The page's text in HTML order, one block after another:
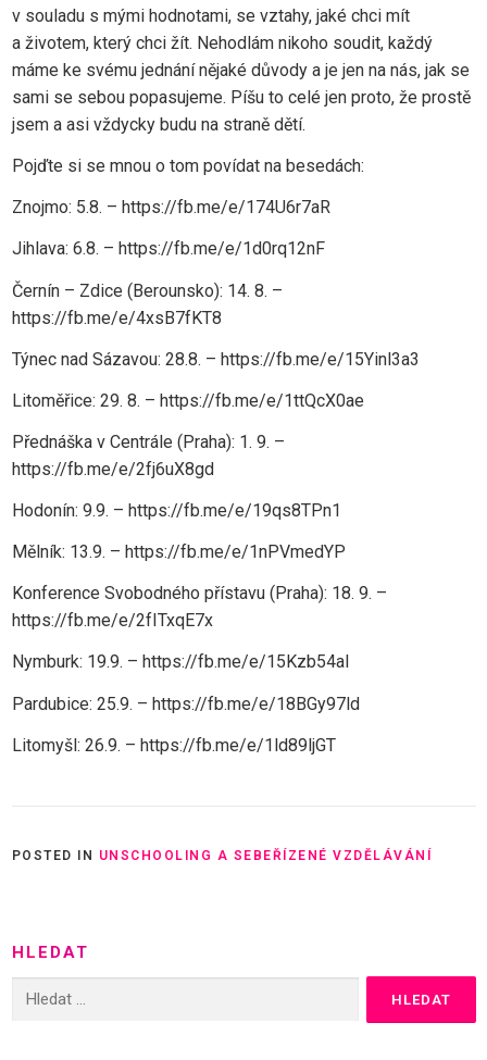
v souladu s mými hodnotami, se vztahy, jaké chci mít
a životem, který chci žít. Nehodlám nikoho soudit, každý
máme ke svému jednání nějaké důvody a je jen na nás, jak se
sami se sebou popasujeme. Píšu to celé jen proto, že prostě
jsem a asi vždycky budu na straně dětí.
Pojďte si se mnou o tom povídat na besedách:
Znojmo: 5.8. – https://fb.me/e/174U6r7aR
Jihlava: 6.8. – https://fb.me/e/1d0rq12nF
Černín – Zdice (Berounsko): 14. 8. –
https://fb.me/e/4xsB7fKT8
Týnec nad Sázavou: 28.8. – https://fb.me/e/15Yinl3a3
Litoměřice: 29. 8. – https://fb.me/e/1ttQcX0ae
Přednáška v Centrále (Praha): 1. 9. –
https://fb.me/e/2fj6uX8gd
Hodonín: 9.9. – https://fb.me/e/19qs8TPn1
Mělník: 13.9. – https://fb.me/e/1nPVmedYP
Konference Svobodného přístavu (Praha): 18. 9. –
https://fb.me/e/2fITxqE7x
Nymburk: 19.9. – https://fb.me/e/15Kzb54aI
Pardubice: 25.9. – https://fb.me/e/18BGy97ld
Litomyšl: 26.9. – https://fb.me/e/1ld89ljGT
POSTED IN UNSCHOOLING A SEBEŘÍZENÉ VZDĚLÁVÁNÍ
HLEDAT